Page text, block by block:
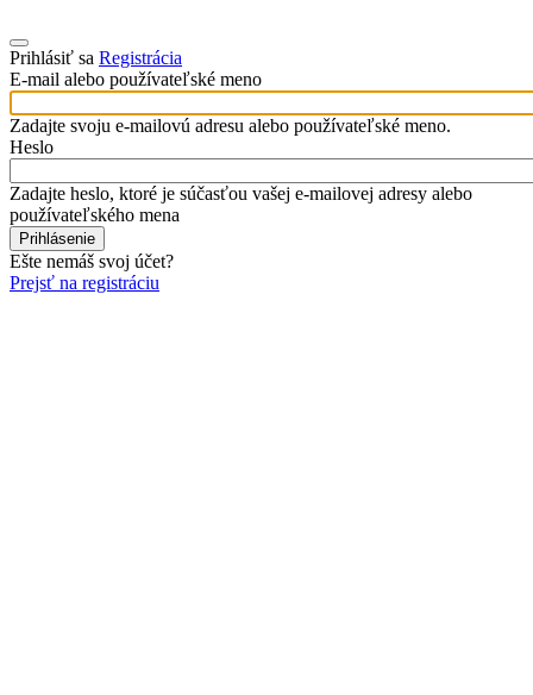
Prihlásiť sa Registrácia
E-mail alebo používateľské meno
Zadajte svoju e-mailovú adresu alebo používateľské meno.
Heslo
Zadajte heslo, ktoré je súčasťou vašej e-mailovej adresy alebo
používateľského mena
Ešte nemáš svoj účet?
Prejsť na registráciu